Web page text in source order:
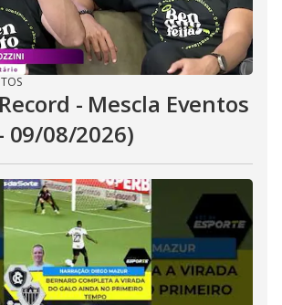
- Mescla Eventos
09/08/2026)